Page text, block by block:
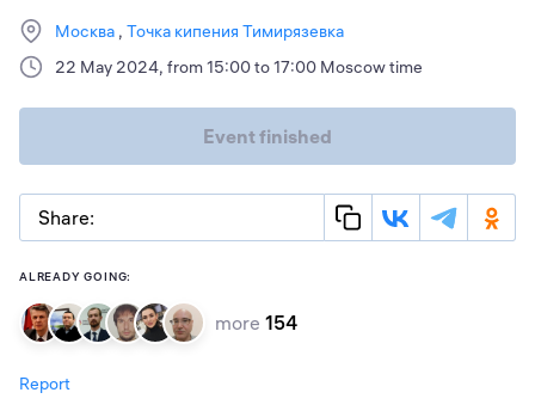
Москва Точка кипения Тимирязевка
22 May 2024, from 15:00 to 17:00 Moscow time
Event finished
Share:
ALREADY GOING:
more 154
Report